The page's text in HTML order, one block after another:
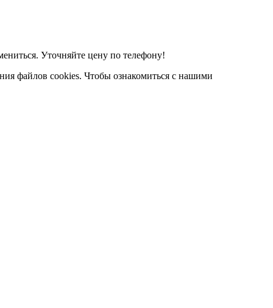
Уточняйте цену по телефону!
файлов cookies. Чтобы ознакомиться с нашими